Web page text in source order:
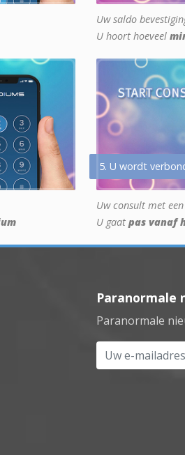
Uw saldo
U hoort hoeveel
5. U wordt
Uw consult met
U gaat pas vanaf
Paranormale
Paranormale
Uw e-mailadres